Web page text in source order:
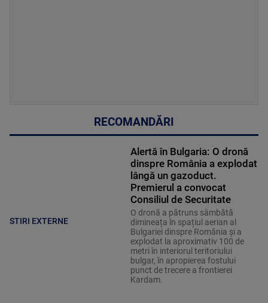
RECOMANDĂRI
STIRI EXTERNE
Alertă în Bulgaria: O dronă
dinspre România a explodat
lângă un gazoduct.
Premierul a convocat
Consiliul de Securitate
O dronă a pătruns sâmbătă
dimineața în spațiul aerian al
Bulgariei dinspre România și a
explodat la aproximativ 100 de
metri în interiorul teritoriului
bulgar, în apropierea fostului
punct de trecere a frontierei
Kardam.